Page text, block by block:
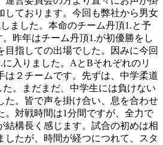
しております。今回も弊社から男女
ました。本命のチーム丹頂1.と予
昨年はチーム丹頂1.が初優勝をし
目指しての出場でした。因みに今回
入りました。AとBそれぞれのリ
は２チームです。先ずは、中学柔道
。まだまだ、中学生には負けない
た。皆で声を掛け合い、息を合わせ
。対戦時間は1分間ですが、全力で
結構長く感じます。試合の初めは相
したが、時間が経つにつれて、スタ